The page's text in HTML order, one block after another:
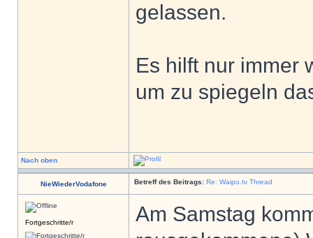
gelassen.
Es hilft nur immer
um zu spiegeln
Nach oben
NieWiederVodafone Betreff des Beitrags: Re: Waipu.tv Thread
Fortgeschritte/r
Am Samstag